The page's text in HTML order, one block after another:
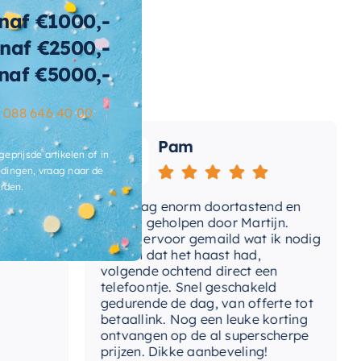
Ja
2-3 weken
Pam
Vandaag enorm doortastend en
prettig geholpen door Martijn.
Avond ervoor gemaild wat ik nodig
had en dat het haast had,
volgende ochtend direct een
telefoontje. Snel geschakeld
gedurende de dag, van offerte tot
betaallink. Nog een leuke korting
ontvangen op de al superscherpe
prijzen. Dikke aanbeveling!
€1000,-
€2500,-
€5000,-
088 646 40 00
artikelen of in
vraag naar de